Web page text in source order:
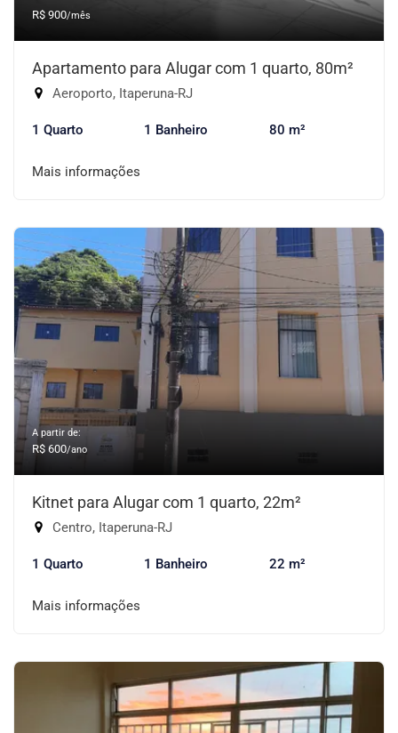
R$ 900/mês
Apartamento para Alugar com 1 quarto, 80m²
Aeroporto, Itaperuna-RJ
1 Quarto 1 Banheiro 80 m²
Mais informações
A partir de:
R$ 600/ano
Kitnet para Alugar com 1 quarto, 22m²
Centro, Itaperuna-RJ
1 Quarto 1 Banheiro 22 m²
Mais informações